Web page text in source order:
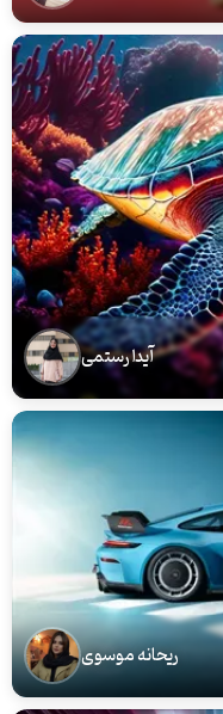
آیدا رستمی
ریحانه موسوی